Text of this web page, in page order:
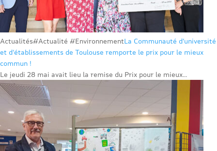
Actualités#Actualité #EnvironnementLa Communauté d’université
et d’établissements de Toulouse remporte le prix pour le mieux
commun !
Le jeudi 28 mai avait lieu la remise du Prix pour le mieux...